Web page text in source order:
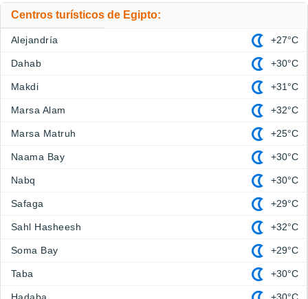
Centros turísticos de Egipto:
Alejandría +27°C
Dahab +30°C
Makdi +31°C
Marsa Alam +32°C
Marsa Matruh +25°C
Naama Bay +30°C
Nabq +30°C
Safaga +29°C
Sahl Hasheesh +32°C
Soma Bay +29°C
Taba +30°C